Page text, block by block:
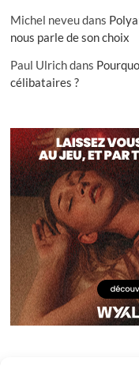
Michel neveudans
nous parle de son choix
Paul Ulrichdans
célibataires ?